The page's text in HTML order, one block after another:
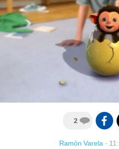
2
Ramón Varela·